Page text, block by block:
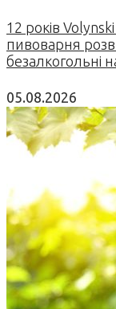
12 років
пивоварня
безалкогольні
05.08.2026